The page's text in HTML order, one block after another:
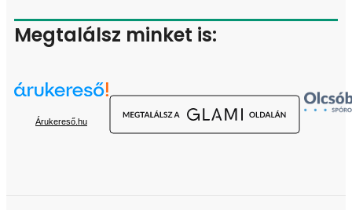
Megtalálsz minket is:
Árukereső.hu